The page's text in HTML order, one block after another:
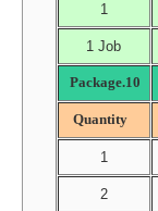
1
1 Job
Package.10
Quantity
1
2